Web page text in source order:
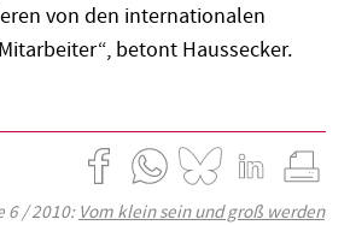
von den internationalen
betont Haussecker.
6 / 2010: Vom klein sein und groß werden